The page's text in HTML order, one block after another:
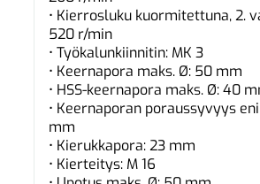
• Kierrosluku kuormitettuna, 2.
520 r/min
• Työkalunkiinnitin: MK 3
• Keernapora maks. Ø: 50 mm
• HSS-keernapora maks. Ø: 40
• Keernaporan poraussyvyys
mm
• Kierukkapora: 23 mm
• Kierteitys: M 16